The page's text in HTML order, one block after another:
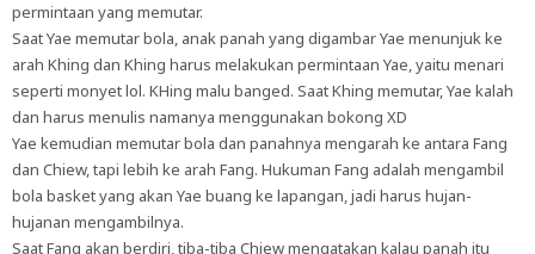
permintaan yang memutar.
Saat Yae memutar bola, anak panah yang digambar Yae menunjuk ke
arah Khing dan Khing harus melakukan permintaan Yae, yaitu menari
seperti monyet lol. KHing malu banged. Saat Khing memutar, Yae kalah
dan harus menulis namanya menggunakan bokong XD
Yae kemudian memutar bola dan panahnya mengarah ke antara Fang
dan Chiew, tapi lebih ke arah Fang. Hukuman Fang adalah mengambil
bola basket yang akan Yae buang ke lapangan, jadi harus hujan-
hujanan mengambilnya.
Saat Fang akan berdiri, tiba-tiba Chiew mengatakan kalau panah itu